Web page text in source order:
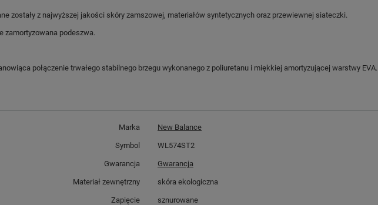
zostały z najwyższej jakości skóry zamszowej, materiałów syntetycznych oraz przewiewnej siateczki.
zamortyzowana podeszwa.
połączenie trwałego stabilnego brzegu wykonanego z poliuretanu i miękkiej amortyzującej warstwy EVA.
Marka New Balance
Symbol WL574ST2
Gwarancja Gwarancja
Materiał zewnętrzny skóra ekologiczna
Zapięcie sznurowane